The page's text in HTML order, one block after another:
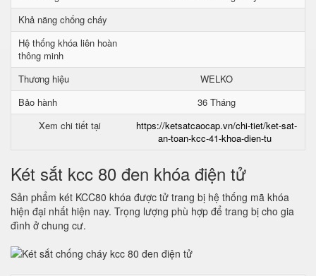
Khả năng chống cháy
Hệ thống khóa liên hoàn
thông minh
Thương hiệu
WELKO
Bảo hành
36 Tháng
Xem chi tiết tại
https://ketsatcaocap.vn/chi-tiet/ket-sat-
an-toan-kcc-41-khoa-dien-tu
Két sắt kcc 80 đen khóa điện tử
Sản phẩm két KCC80 khóa được tử trang bị hệ thống mã khóa
hiện đại nhất hiện nay. Trọng lượng phù hợp để trang bị cho gia
đình ở chung cư.